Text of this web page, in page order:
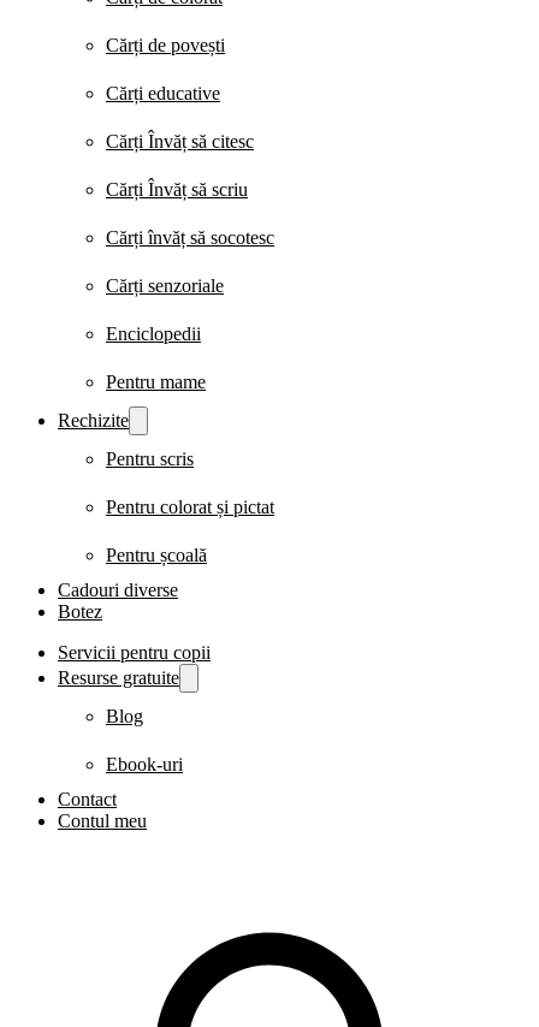
Cărți de povești
Cărți educative
Cărți Învăț să citesc
Cărți Învăț să scriu
Cărți învăț să socotesc
Cărți senzoriale
Enciclopedii
Pentru mame
Rechizite
Pentru scris
Pentru colorat și pictat
Pentru școală
Cadouri diverse
Botez
Servicii pentru copii
Resurse gratuite
Blog
Ebook-uri
Contact
Contul meu